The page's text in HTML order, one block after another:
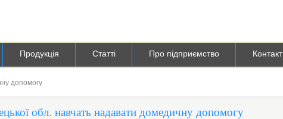
Продукція Статті Про підприємство
допомогу
обл. навчать надавати домедичну допомогу